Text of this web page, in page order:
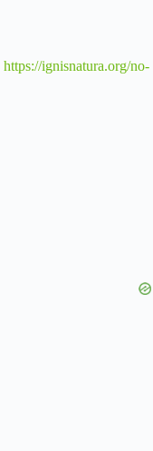
https://ignisnatura.org/no-